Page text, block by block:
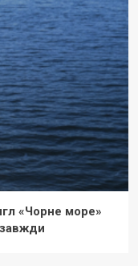
«Чорне море»